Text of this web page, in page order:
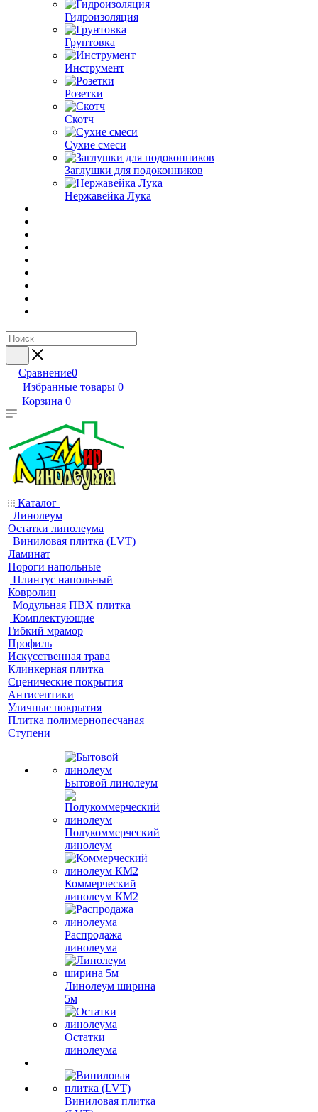
Гидроизоляция
Грунтовка
Инструмент
Розетки
Скотч
Сухие смеси
Заглушки для подоконников
Нержавейка Лука
Сравнение0
Избранные товары 0
Корзина 0
Каталог
Линолеум
Остатки линолеума
Виниловая плитка (LVT)
Ламинат
Пороги напольные
Плинтус напольный
Ковролин
Модульная ПВХ плитка
Комплектующие
Гибкий мрамор
Профиль
Искусственная трава
Клинкерная плитка
Сценические покрытия
Антисептики
Уличные покрытия
Плитка полимернопесчаная
Ступени
Бытовой линолеум
Полукоммерческий
линолеум
Коммерческий
линолеум КМ2
Распродажа
линолеума
Линолеум ширина
5м
Остатки
линолеума
Виниловая плитка